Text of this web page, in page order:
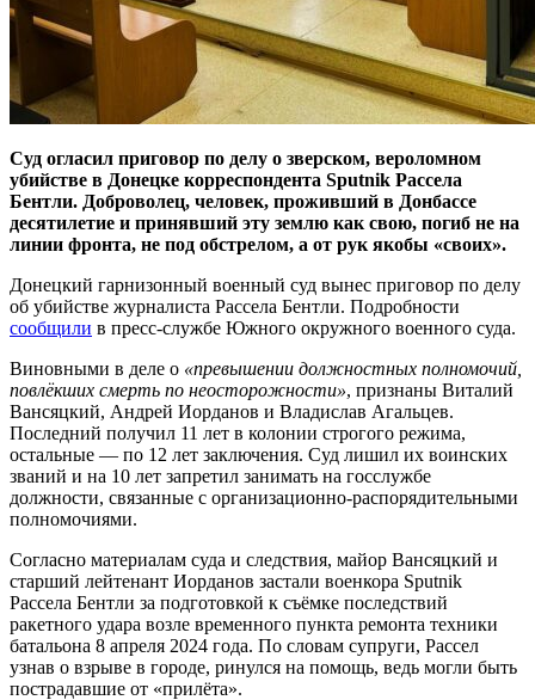
Суд огласил приговор по делу о зверском, вероломном
убийстве в Донецке корреспондента Sputnik Рассела
Бентли. Доброволец, человек, проживший в Донбассе
десятилетие и принявший эту землю как свою, погиб не на
линии фронта, не под обстрелом, а от рук якобы «своих».
Донецкий гарнизонный военный суд вынес приговор по делу
об убийстве журналиста Рассела Бентли. Подробности
сообщили в пресс-службе Южного окружного военного суда.
Виновными в деле о «превышении должностных полномочий,
повлёкших смерть по неосторожности», признаны Виталий
Вансяцкий, Андрей Иорданов и Владислав Агальцев.
Последний получил 11 лет в колонии строгого режима,
остальные — по 12 лет заключения. Суд лишил их воинских
званий и на 10 лет запретил занимать на госслужбе
должности, связанные с организационно-распорядительными
полномочиями.
Согласно материалам суда и следствия, майор Вансяцкий и
старший лейтенант Иорданов застали военкора Sputnik
Рассела Бентли за подготовкой к съёмке последствий
ракетного удара возле временного пункта ремонта техники
батальона 8 апреля 2024 года. По словам супруги, Рассел
узнав о взрыве в городе, ринулся на помощь, ведь могли быть
пострадавшие от «прилёта».